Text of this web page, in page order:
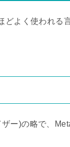
どよく使われる
ー)の略で、